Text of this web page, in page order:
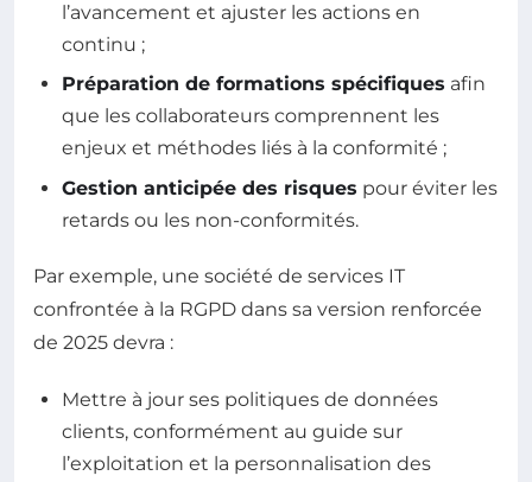
l’avancement et ajuster les actions en
continu ;
Préparation de formations spécifiques afin
que les collaborateurs comprennent les
enjeux et méthodes liés à la conformité ;
Gestion anticipée des risques pour éviter les
retards ou les non-conformités.
Par exemple, une société de services IT
confrontée à la RGPD dans sa version renforcée
de 2025 devra :
Mettre à jour ses politiques de données
clients, conformément au guide sur
l’exploitation et la personnalisation des